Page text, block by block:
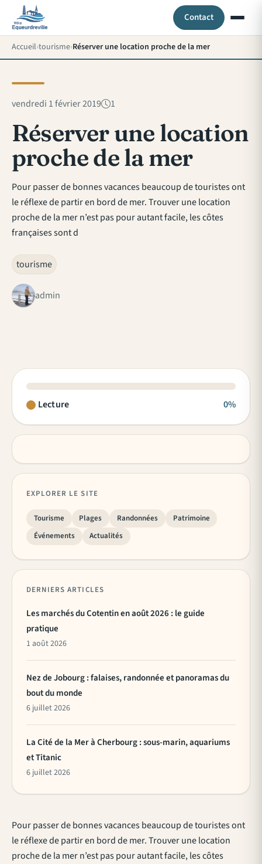
Contact
Accueil tourisme Réserver une location proche de la mer
vendredi 1 février 2019 1
Réserver une location
proche de la mer
Pour passer de bonnes vacances beaucoup de touristes ont
le réflexe de partir en bord de mer. Trouver une location
proche de la mer n’est pas pour autant facile, les côtes
françaises sont d
tourisme
admin
Pour passer de bonnes vacances beaucoup de touristes ont
le réflexe de partir en bord de mer. Trouver une location
proche de la mer n’est pas pour autant facile, les côtes
Lecture 0%
EXPLORER LE SITE
Tourisme Plages Randonnées
Patrimoine
Événements
Actualités
DERNIERS ARTICLES
Les marchés du Cotentin en août 2026 : le guide
pratique
1 août 2026
Nez de Jobourg : falaises, randonnée et panoramas du
bout du monde
6 juillet 2026
La Cité de la Mer à Cherbourg : sous-marin, aquariums
et Titanic
6 juillet 2026